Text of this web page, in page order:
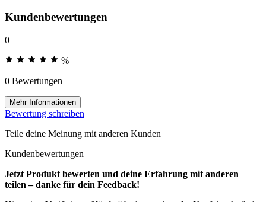
Kundenbewertungen
0
%
0 Bewertungen
Mehr Informationen
Bewertung schreiben
Teile deine Meinung mit anderen Kunden
Kundenbewertungen
Jetzt Produkt bewerten und deine Erfahrung mit anderen
teilen – danke für dein Feedback!